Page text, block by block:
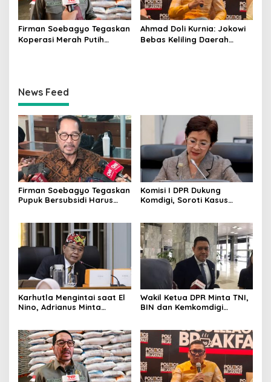
Firman Soebagyo Tegaskan
Koperasi Merah Putih
Ahmad Doli Kurnia: Jokowi
Bebas Keliling Daerah
News Feed
Firman Soebagyo Tegaskan
Pupuk Bersubsidi Harus
Komisi I DPR Dukung
Komdigi, Soroti Kasus
Karhutla Mengintai saat El
Nino, Adrianus Minta
Wakil Ketua DPR Minta TNI,
BIN dan Kemkomdigi